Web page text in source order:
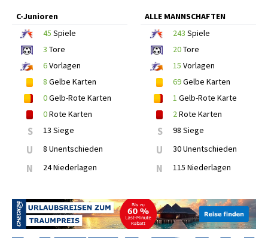
C-Junioren
45 Spiele
3 Tore
6Vorlagen
8 Gelbe Karten
0Gelb-Rote Karten
0Rote Karten
S 13 Siege
U 8 Unentschieden
N 24 Niederlagen
ALLE MANNSCHAFTEN
243 Spiele
20Tore
15 Vorlagen
69Gelbe Karten
1 Gelb-Rote Karte
2Rote Karten
S 98 Siege
U 30 Unentschieden
N 115 Niederlagen